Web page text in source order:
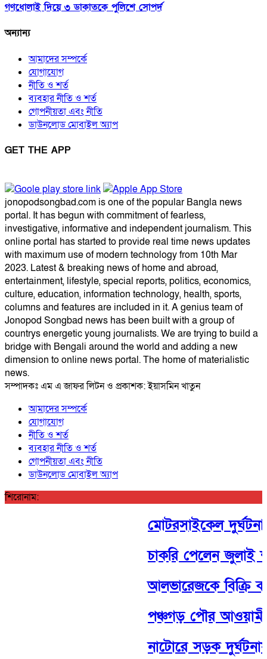
গণধোলাই দিয়ে ৩ ডাকাতকে পুলিশে সোপর্দ
অন্যান্য
আমাদের সম্পর্কে
যোগাযোগ
নীতি ও শর্ত
ব্যবহার নীতি ও শর্ত
গোপনীয়তা এবং নীতি
ডাউনলোড মোবাইল অ্যাপ
GET THE APP
jonopodsongbad.com is one of the popular Bangla news
portal. It has begun with commitment of fearless,
investigative, informative and independent journalism. This
online portal has started to provide real time news updates
with maximum use of modern technology from 10th Mar
2023. Latest & breaking news of home and abroad,
entertainment, lifestyle, special reports, politics, economics,
culture, education, information technology, health, sports,
columns and features are included in it. A genius team of
Jonopod Songbad news has been built with a group of
countrys energetic young journalists. We are trying to build a
bridge with Bengali around the world and adding a new
dimension to online news portal. The home of materialistic
news.
সম্পাদকঃ এম এ জাফর লিটন ও প্রকাশক: ইয়াসমিন খাতুন
আমাদের সম্পর্কে
যোগাযোগ
নীতি ও শর্ত
ব্যবহার নীতি ও শর্ত
গোপনীয়তা এবং নীতি
ডাউনলোড মোবাইল অ্যাপ
শিরোনাম:
মোটরসাইকেল
চাকরি পেলেন জুলাই
আলভারেজকে বিক্রি
পঞ্চগড় পৌর আওয়ামী
নাটোরে সড়ক